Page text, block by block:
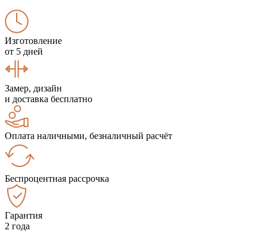
Изготовление
от 5 дней
Замер, дизайн
и доставка бесплатно
Оплата наличными, безналичный расчёт
Беспроцентная рассрочка
Гарантия
2 года